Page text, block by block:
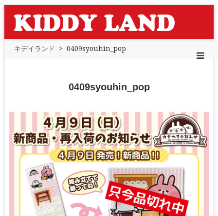
キデイランド > 0409syouhin_pop
0409syouhin_pop